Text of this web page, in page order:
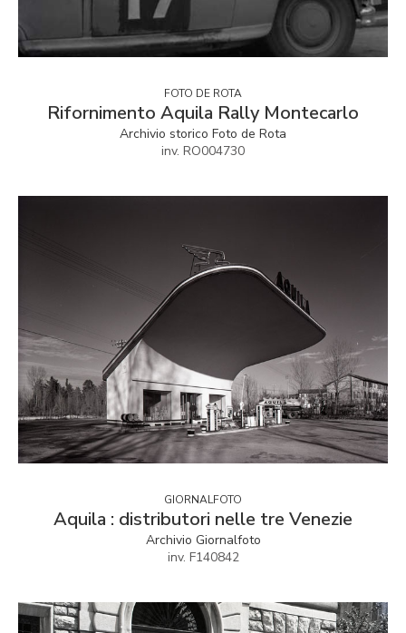
FOTO DE ROTA
Rifornimento Aquila Rally Montecarlo
Archivio storico Foto de Rota
inv. RO004730
GIORNALFOTO
Aquila : distributori nelle tre Venezie
Archivio Giornalfoto
inv. F140842